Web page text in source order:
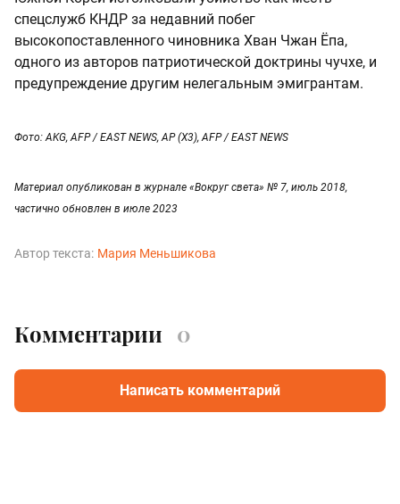
спецслужб КНДР за недавний побег
высокопоставленного чиновника Хван Чжан Ёпа,
одного из авторов патриотической доктрины чучхе, и
предупреждение другим нелегальным эмигрантам.
Фото: AKG, AFP / EAST NEWS, AP (X3), AFP / EAST NEWS
Материал опубликован в журнале «Вокруг света» № 7, июль 2018,
частично обновлен в июле 2023
Автор текста: Мария Меньшикова
Комментарии 0
Написать комментарий